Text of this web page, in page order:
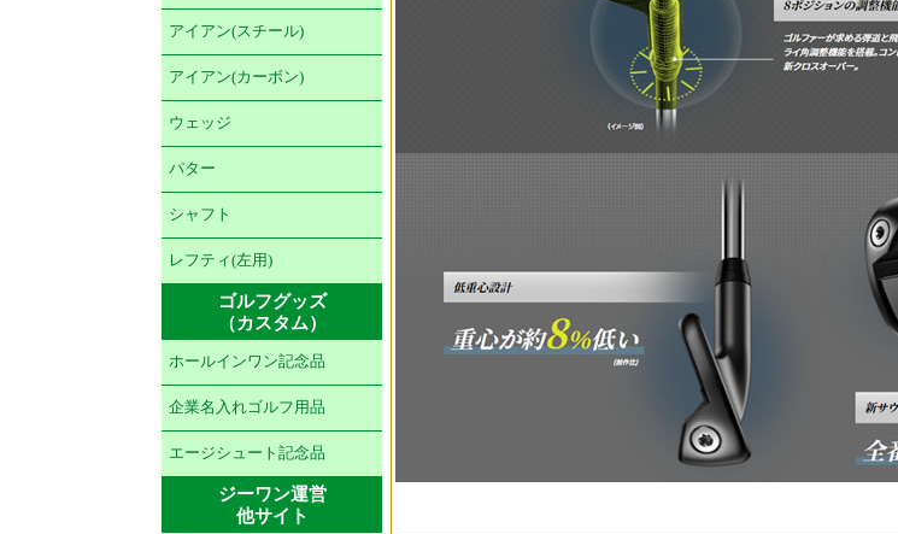
アイアン(スチール)
アイアン(カーボン)
ウェッジ
パター
シャフト
レフティ(左用)
ゴルフグッズ
（カスタム）
ホールインワン記念品
企業名入れゴルフ用品
エージシュート記念品
ジーワン運営
他サイト